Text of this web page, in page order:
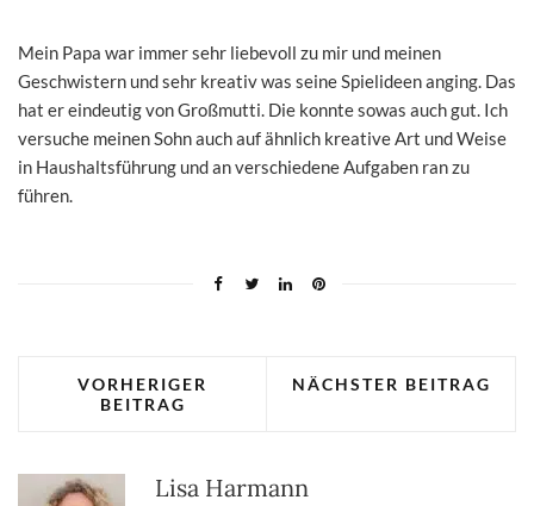
Mein Papa war immer sehr liebevoll zu mir und meinen
Geschwistern und sehr kreativ was seine Spielideen anging. Das
hat er eindeutig von Großmutti. Die konnte sowas auch gut. Ich
versuche meinen Sohn auch auf ähnlich kreative Art und Weise
in Haushaltsführung und an verschiedene Aufgaben ran zu
führen.
VORHERIGER
BEITRAG
NÄCHSTER BEITRAG
Lisa Harmann